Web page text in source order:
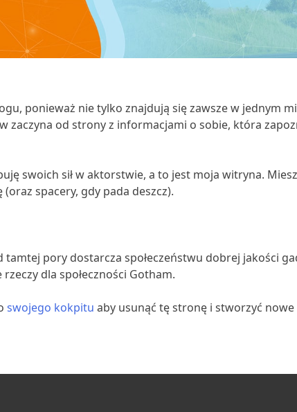
ponieważ nie tylko znajdują się zawsze w jednym
zaczyna od strony z informacjami o sobie, która
swoich sił w aktorstwie, a to jest moja witryna.
spacery, gdy pada deszcz).
tamtej pory dostarcza społeczeństwu dobrej jakości
dla społeczności Gotham.
swojego kokpitu aby usunąć tę stronę i stworzyć nowe